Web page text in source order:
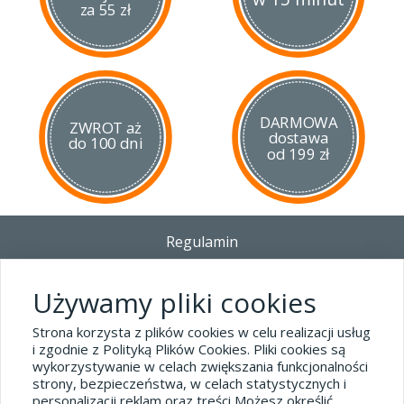
za 55 zł
ZWROT aż
do 100 dni
DARMOWA
dostawa
od 199 zł
Regulamin
Polityka prywatności i pliki cookies
Blog
Dane kontaktowe
tel.32 445-74-07
Używamy pliki cookies
Strona korzysta z plików cookies w celu realizacji usług
i zgodnie z Polityką Plików Cookies. Pliki cookies są
wykorzystywanie w celach zwiększania funkcjonalności
strony, bezpieczeństwa, w celach statystycznych i
personalizacji reklam oraz treści Możesz określić